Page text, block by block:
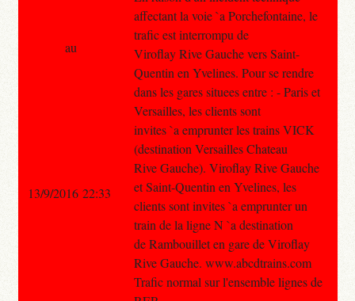
affectant la voie `a Porchefontaine, le
trafic est interrompu de
Viroflay Rive Gauche vers Saint-
Quentin en Yvelines. Pour se rendre
dans les gares situees entre : - Paris et
Versailles, les clients sont
invites `a emprunter les trains VICK
(destination Versailles Chateau
Rive Gauche). Viroflay Rive Gauche
et Saint-Quentin en Yvelines, les
clients sont invites `a emprunter un
train de la ligne N `a destination
de Rambouillet en gare de Viroflay
Rive Gauche. www.abcdtrains.com
Trafic normal sur l'ensemble lignes de
au
13/9/2016 22:33